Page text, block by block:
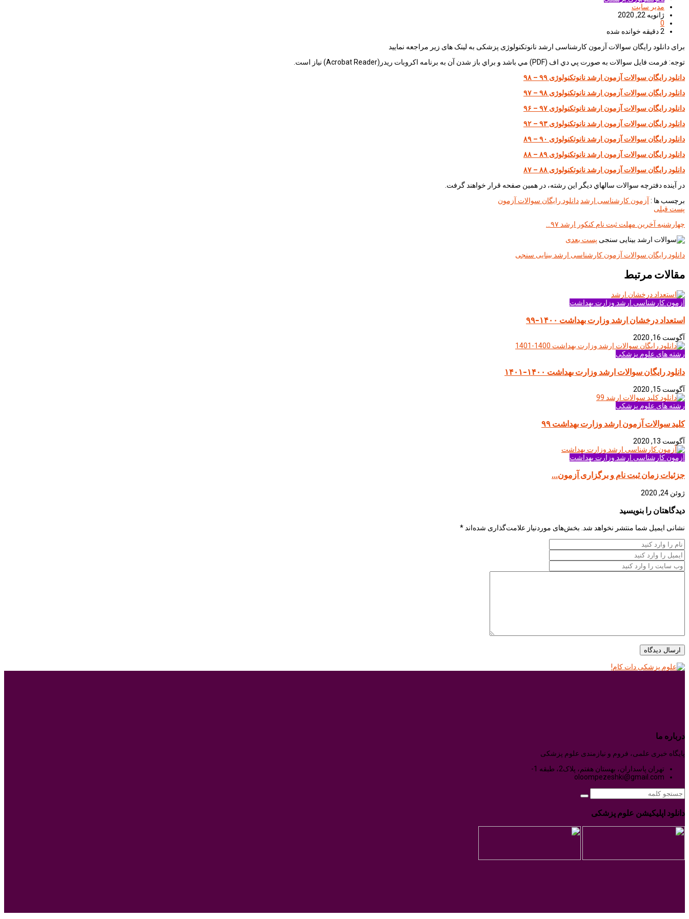
مدیر سایت
ژانویه 22, 2020
0
2 دقیقه خوانده شده
برای دانلود رايگان سوالات آزمون كارشناسی ارشد نانوتكنولوژی پزشكی به لینک های زیر مراجعه نمایید
توجه: فرمت فايل سوالات به صورت پي دي اف (PDF) مي باشد و براي باز شدن آن به برنامه اكروبات ريدر(Acrobat Reader) نياز است.
دانلود رايگان سوالات آزمون ارشد نانوتكنولوژی ۹۹ – ۹۸
دانلود رايگان سوالات آزمون ارشد نانوتكنولوژی ۹۸ – ۹۷
دانلود رايگان سوالات آزمون ارشد نانوتكنولوژی ۹۷ – ۹۶
دانلود رايگان سوالات آزمون ارشد نانوتكنولوژی ۹۳ – ۹۲
دانلود رايگان سوالات آزمون ارشد نانوتكنولوژی ۹۰ – ۸۹
دانلود رايگان سوالات آزمون ارشد نانوتكنولوژی ۸۹ – ۸۸
دانلود رايگان سوالات آزمون ارشد نانوتكنولوژی ۸۸ – ۸۷
در آينده دفترچه سوالات سالهاي ديگر اين رشته، در همين صفحه قرار خواهند گرفت.
برچسب ها : آزمون کارشناسی ارشد دانلود رایگان سوالات آزمون
پست قبلی
چهارشنبه آخرین مهلت ثبت نام کنکور ارشد ۹۷…
پست بعدی
دانلود رايگان سوالات آزمون كارشناسی ارشد بینایی سنجی
مقالات مرتبط
آزمون کارشناسی ارشد وزارت بهداشت
استعداد درخشان ارشد وزارت بهداشت ۱۴۰۰-۹۹
آگوست 16, 2020
رشته های علوم پزشکی
دانلود رایگان سوالات ارشد وزارت بهداشت ۱۴۰۰-۱۴۰۱
آگوست 15, 2020
رشته های علوم پزشکی
کلید سوالات آزمون ارشد وزارت بهداشت ۹۹
آگوست 13, 2020
آزمون کارشناسی ارشد وزارت بهداشت
جزئیات زمان ثبت نام و برگزاری آزمون...
ژوئن 24, 2020
دیدگاهتان را بنویسید
نشانی ایمیل شما منتشر نخواهد شد. بخش‌های موردنیاز علامت‌گذاری شده‌اند*
درباره ما
پایگاه خبری علمی، فروم و نیازمندی علوم پزشکی
تهران پاسداران، بهستان هفتم، پلاک2، طبقه 1-
oloompezeshki@gmail.com
دانلود اپلیکیشن علوم پزشکی